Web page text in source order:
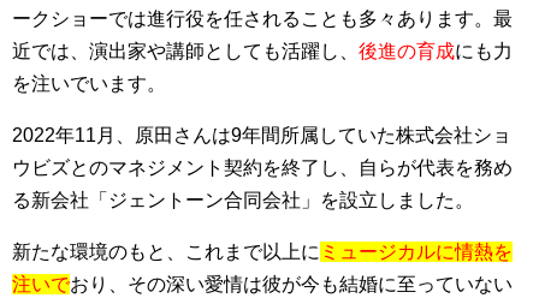
ークショーでは進行役を任されることも多々あります。最
近では、演出家や講師としても活躍し、 後進の育成にも力
を注いでいます。
2022年11月、原田さんは9年間所属していた株式会社ショ
ウビズとのマネジメント契約を終了し、自らが代表を務め
る新会社「ジェントーン合同会社」を設立しました。
新たな環境のもと、これまで以上に ミュージカルに情熱を
注いでおり、その深い愛情は彼が今も結婚に至っていない